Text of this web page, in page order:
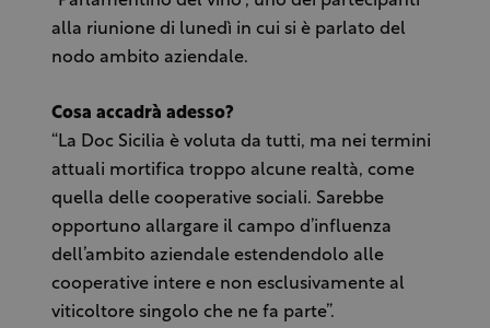
alla riunione di lunedì in cui si è parlato del
nodo ambito aziendale.
Cosa accadrà adesso?
“La Doc Sicilia è voluta da tutti, ma nei termini
attuali mortifica troppo alcune realtà, come
quella delle cooperative sociali. Sarebbe
opportuno allargare il campo d’influenza
dell’ambito aziendale estendendolo alle
cooperative intere e non esclusivamente al
viticoltore singolo che ne fa parte”.